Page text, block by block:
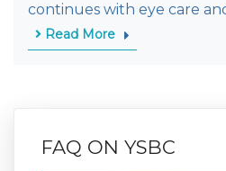
continues with eye care
Read More
FAQ ON YSBC